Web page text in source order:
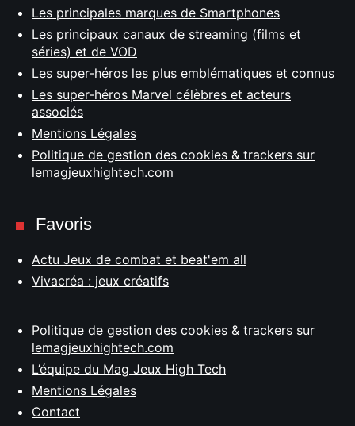
Les principales marques de Smartphones
Les principaux canaux de streaming (films et
séries) et de VOD
Les super-héros les plus emblématiques et connus
Les super-héros Marvel célèbres et acteurs
associés
Mentions Légales
Politique de gestion des cookies & trackers sur
lemagjeuxhightech.com
Favoris
Actu Jeux de combat et beat'em all
Vivacréa : jeux créatifs
Politique de gestion des cookies & trackers sur
lemagjeuxhightech.com
L’équipe du Mag Jeux High Tech
Mentions Légales
Contact